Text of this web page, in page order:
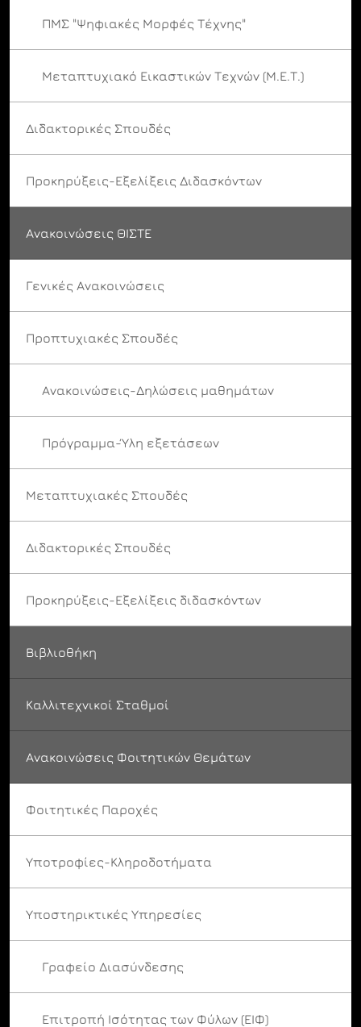
ΠΜΣ "Ψηφιακές Μορφές Τέχνης"
Μεταπτυχιακό Εικαστικών Τεχνών (Μ.Ε.Τ.)
Διδακτορικές Σπουδές
Προκηρύξεις-Εξελίξεις Διδασκόντων
Ανακοινώσεις ΘΙΣΤΕ
Γενικές Ανακοινώσεις
Προπτυχιακές Σπουδές
Ανακοινώσεις-Δηλώσεις μαθημάτων
Πρόγραμμα-Ύλη εξετάσεων
Μεταπτυχιακές Σπουδές
Διδακτορικές Σπουδές
Προκηρύξεις-Εξελίξεις διδασκόντων
Βιβλιοθήκη
Καλλιτεχνικοί Σταθμοί
Ανακοινώσεις Φοιτητικών Θεμάτων
Φοιτητικές Παροχές
Υποτροφίες-Κληροδοτήματα
Υποστηρικτικές Υπηρεσίες
Γραφείο Διασύνδεσης
Επιτροπή Ισότητας των Φύλων (ΕΙΦ)